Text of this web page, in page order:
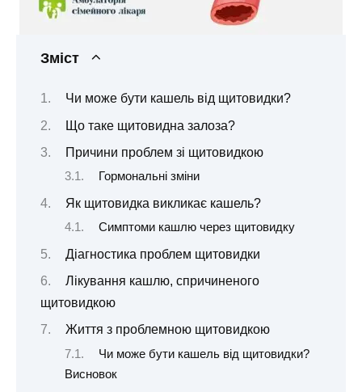
Зміст
Чи може бути кашель від щитовидки?
Що таке щитовидна залоза?
Причини проблем зі щитовидкою
Гормональні зміни
Як щитовидка викликає кашель?
Симптоми кашлю через щитовидку
Діагностика проблем щитовидки
Лікування кашлю, спричиненого
щитовидкою
Життя з проблемною щитовидкою
Чи може бути кашель від щитовидки?
Висновок